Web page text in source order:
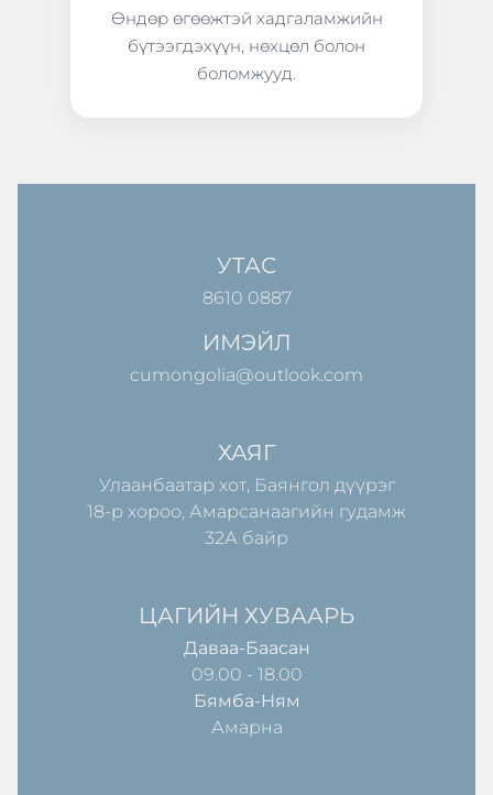
Өндөр өгөөжтэй хадгаламжийн
бүтээгдэхүүн, нөхцөл болон
боломжууд.
УТАС
8610 0887
ИМЭЙЛ
cumongolia@outlook.com
ХАЯГ
Улаанбаатар хот, Баянгол дүүрэг
18-р хороо, Амарсанаагийн гудамж
32А байр
ЦАГИЙН ХУВААРЬ
Даваа-Баасан
09.00 - 18.00
Бямба-Ням
Амарна